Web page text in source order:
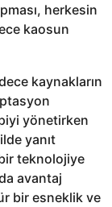
herkesin
kaosun
kaynakların
yönetirken
yanıt
teknolojiye
avantaj
bir esneklik ve